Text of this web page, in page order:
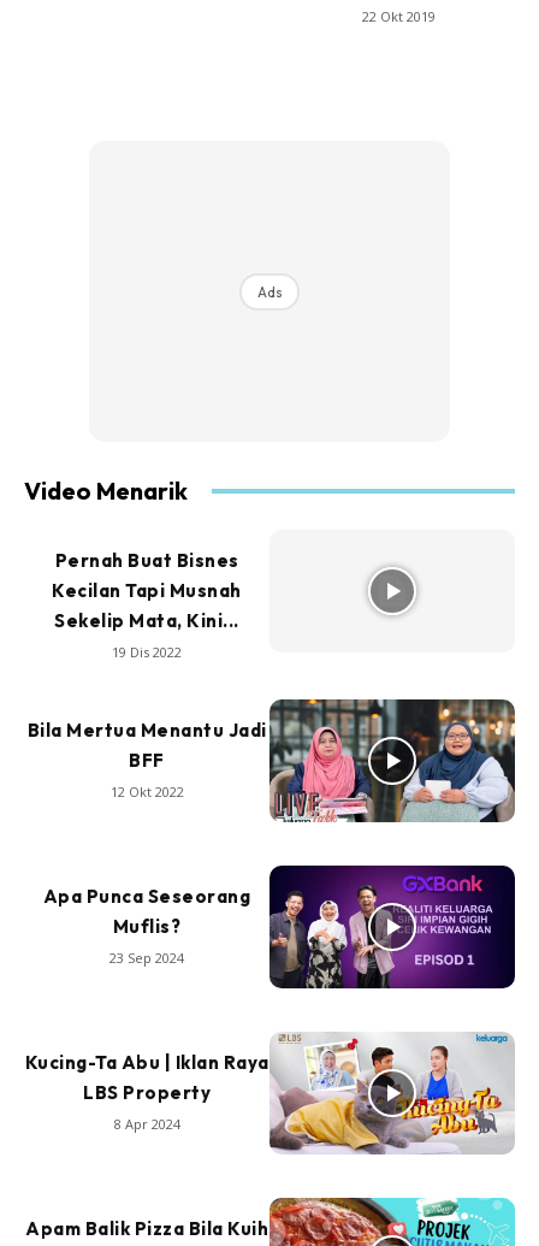
22 Okt 2019
Ads
Video Menarik
Pernah Buat Bisnes
Kecilan Tapi Musnah
Sekelip Mata, Kini...
19 Dis 2022
Bila Mertua Menantu Jadi
BFF
12 Okt 2022
Apa Punca Seseorang
Muflis?
23 Sep 2024
Kucing-Ta Abu | Iklan Raya
LBS Property
8 Apr 2024
Apam Balik Pizza Bila Kuih